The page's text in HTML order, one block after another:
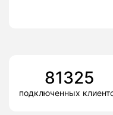
81325
подключенных